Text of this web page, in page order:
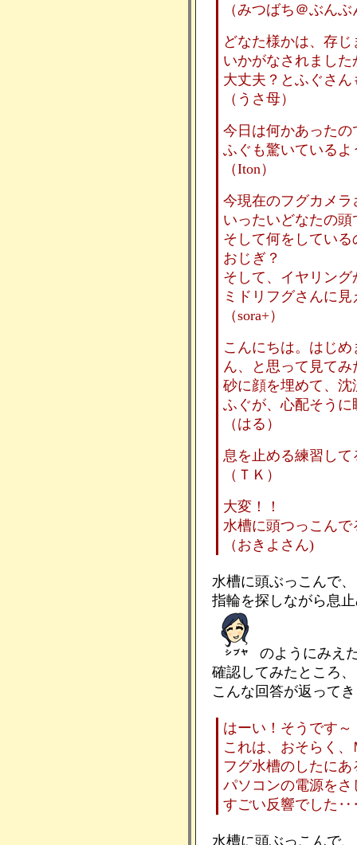
（みつばち＠ぶんぶ
どなた様かは、存じ
いかがなされました
大丈夫？とふぐさ
（うさ母）
今日は何かあったの
ふぐも驚いているよ
（Iton）
今現在のフグカメ
いったいどなたの
そして何をしてい
おじぎ？
そして、イヤリン
ミドリフグさんに
（sora+）
こんにちは。はじめ
ん、と思って見て
砂に顔を埋めて、沈
ふぐが、心配そう
（はる）
息を止める練習して
（ＴＫ）
大変！！
水槽に頭つっこん
（おきよさん)
水槽に頭ぶっこんで、
指輪を探しながら息
のようにみえ
確認してみたところ、
こんな回答が返って
はーい！そうです～
これは、おそらく
フグ水槽のしたに
パソコンの電源を
すごい反響でした
水槽に頭ぶっこんで、